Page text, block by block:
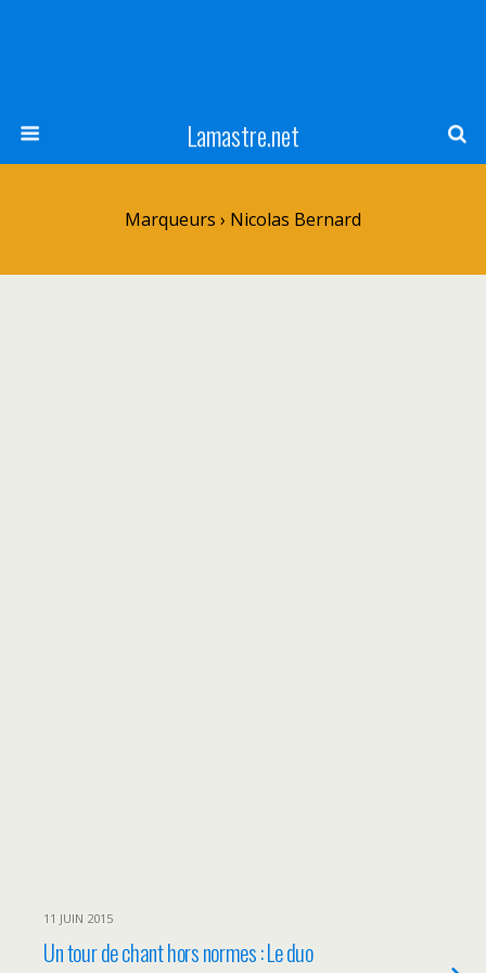
Lamastre.net
Marqueurs › Nicolas Bernard
11 JUIN 2015
Un tour de chant hors normes : Le duo